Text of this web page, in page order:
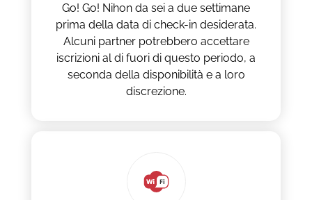
Go! Go! Nihon da sei a due settimane
prima della data di check-in desiderata.
Alcuni partner potrebbero accettare
iscrizioni al di fuori di questo periodo, a
seconda della disponibilità e a loro
discrezione.